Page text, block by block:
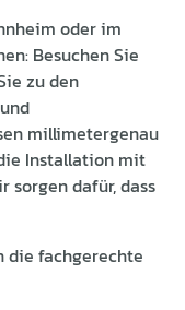
oder im
Besuchen Sie
zu den
millimetergenau
Installation mit
sorgen dafür, dass
die fachgerechte